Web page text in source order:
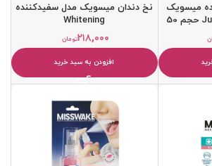
میسویک
مدل Just In 5 Minutes حجم 50
نخ دندان میسویک مدل سفیدکننده
Whitening
تومان۲۱۸,۰۰۰
افزودن به سبد خرید